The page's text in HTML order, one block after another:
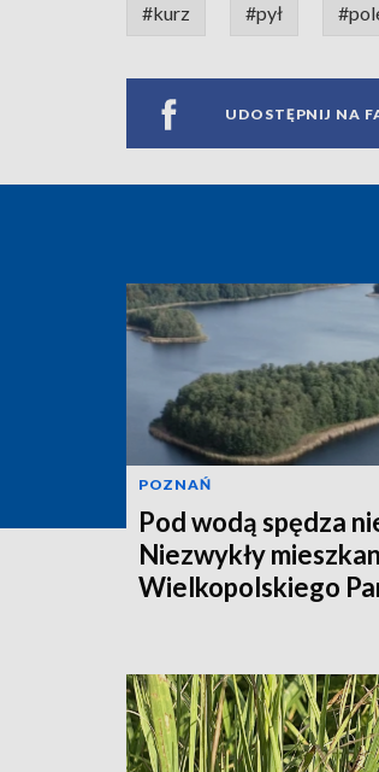
#kurz #pył
UDOSTĘPNIJ NA
POZNAŃ
Pod wodą spędza
Niezwykły
Wielkopolskiego